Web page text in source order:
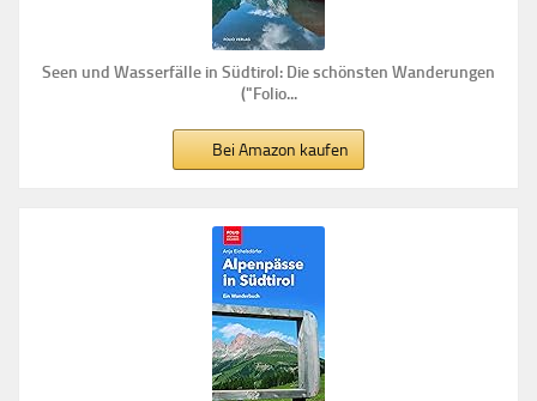
Seen und Wasserfälle in Südtirol: Die schönsten Wanderungen
("Folio...
Bei Amazon kaufen